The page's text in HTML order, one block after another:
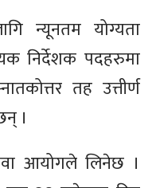
न्यूनतम योग्यता
निर्देशक पदहरुमा
तह उत्तीर्ण
।
आयोगले लिनेछ ।